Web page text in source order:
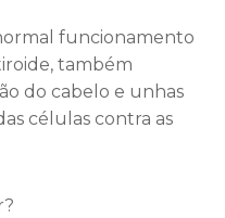
funcionamento
também
do cabelo e unhas
células contra as